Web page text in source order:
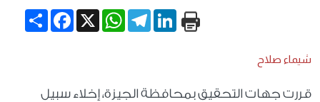
Share
Facebook X
WhatsApp
TelegramLinkedIn
شيماء صلاح
قررت جهات التحقيق بمحافظة الجيزة، إخلاء سبيل